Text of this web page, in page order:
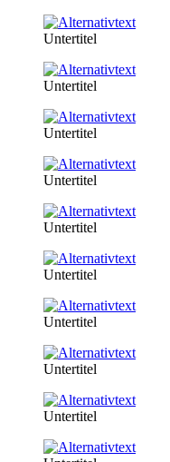
Untertitel
Untertitel
Untertitel
Untertitel
Untertitel
Untertitel
Untertitel
Untertitel
Untertitel